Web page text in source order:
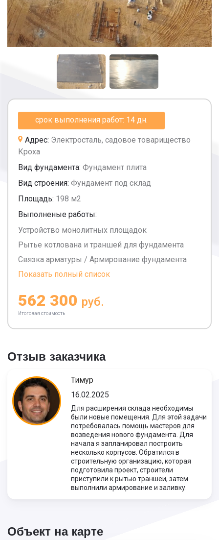
срок выполнения работ: 14 дн.
Адрес: Электросталь, садовое товарищество
Кроха
Вид фундамента: Фундамент плита
Вид строения: Фундамент под склад
Площадь: 198 м2
Выполненые работы:
Устройство монолитных площадок
Рытье котлована и траншей для фундамента
Связка арматуры / Армирование фундамента
Показать полный список
562 300 руб.
Итоговая стоимость
Отзыв заказчика
Тимур
16.02.2025
Для расширения склада необходимы
были новые помещения. Для этой задачи
потребовалась помощь мастеров для
возведения нового фундамента. Для
начала я запланировал построить
несколько корпусов. Обратился в
строительную организацию, которая
подготовила проект, строители
приступили к рытью траншеи, затем
выполнили армирование и заливку.
Объект на карте